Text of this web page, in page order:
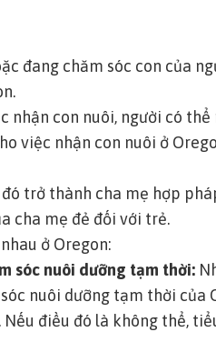
đang chăm sóc con của
con nuôi, người có
việc nhận con nuôi ở
trở thành cha mẹ hợp
cha mẹ đẻ đối với trẻ.
ở Oregon:
sóc nuôi dưỡng tạm thời:
nuôi dưỡng tạm thời của
điều đó là không thể,